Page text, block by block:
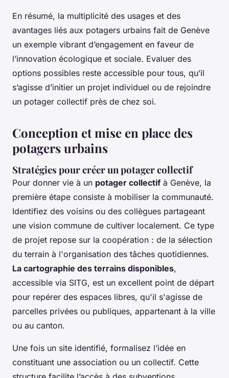
En résumé, la multiplicité des usages et des
avantages liés aux potagers urbains fait de Genève
un exemple vibrant d’engagement en faveur de
l’innovation écologique et sociale. Evaluer des
options possibles reste accessible pour tous, qu’il
s’agisse d’initier un projet individuel ou de rejoindre
un potager collectif près de chez soi.
Conception et mise en place des
potagers urbains
Stratégies pour créer un potager collectif
Pour donner vie à un potager collectif à Genève, la
première étape consiste à mobiliser la communauté.
Identifiez des voisins ou des collègues partageant
une vision commune de cultiver localement. Ce type
de projet repose sur la coopération : de la sélection
du terrain à l'organisation des tâches quotidiennes.
La cartographie des terrains disponibles,
accessible via SITG, est un excellent point de départ
pour repérer des espaces libres, qu'il s'agisse de
parcelles privées ou publiques, appartenant à la ville
ou au canton.
Une fois un site identifié, formalisez l’idée en
constituant une association ou un collectif. Cette